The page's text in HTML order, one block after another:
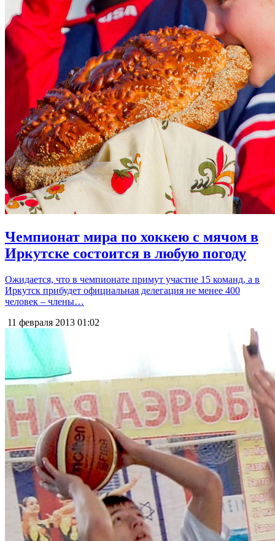
Чемпионат мира по хоккею с мячом в
Иркутске состоится в любую погоду
Ожидается, что в чемпионате примут участие 15 команд, а в
Иркутск прибудет официальная делегация не менее 400
человек – члены…
11 февраля 2013 01:02